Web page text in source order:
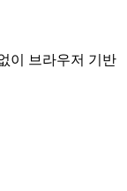
이 브라우저 기반